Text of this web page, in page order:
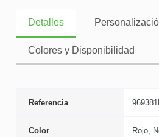
Detalles
Colores y Disponibilidad
Referencia
Color Rojo,